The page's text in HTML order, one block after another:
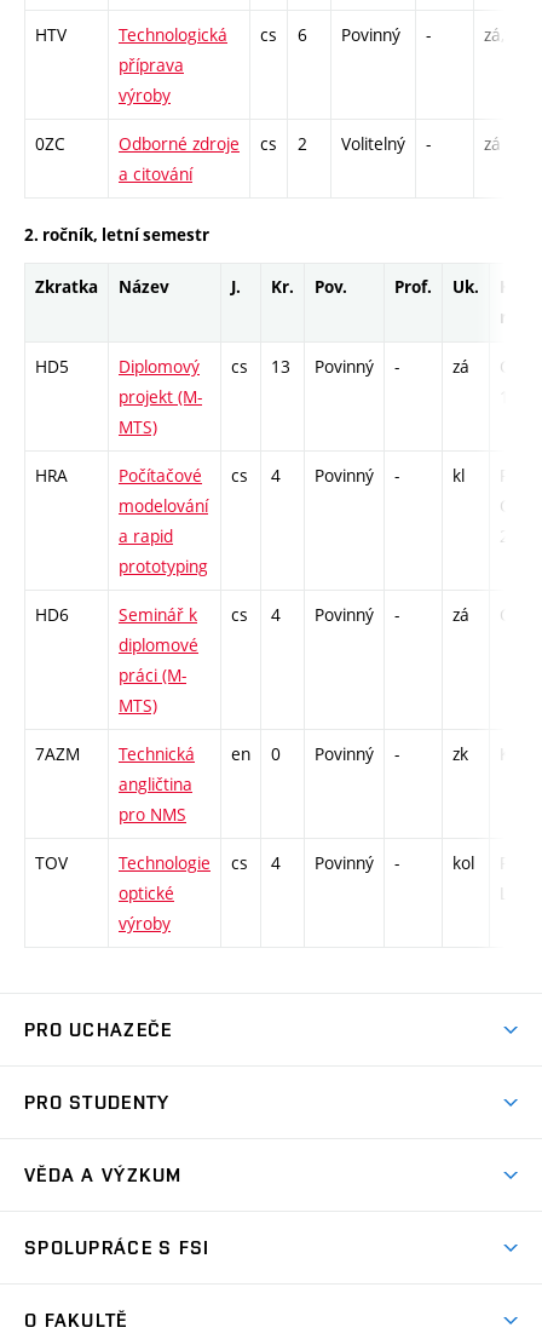
HTV
Technologická
příprava
výroby
cs 6 Povinný - zá,zk
0ZC
Odborné zdroje
a citování
cs 2 Volitelný - zá
2. ročník, letní semestr
Zkratka Název J. Kr. Pov. Prof. Uk.
Hod.
HD5
Diplomový
projekt (M-
MTS)
cs 13 Povinný - zá
C1 -
HRA
Počítačové
modelování
a rapid
prototyping
cs 4 Povinný - kl
P -
CPP -
26
HD6
Seminář k
diplomové
práci (M-
MTS)
cs 4 Povinný - zá C1 -
7AZM
Technická
angličtina
pro NMS
en 0 Povinný - zk K - 1
TOV
Technologie
optické
výroby
cs 4 Povinný - kol
P -
L - 26
PRO UCHAZEČE
Ambasadoři studia
Zápisy
PRO STUDENTY
Studijní předpisy
Pro prváky
VĚDA A VÝZKUM
Oblasti výzkumu
SPOLUPRÁCE S FSI
O FAKULTĚ